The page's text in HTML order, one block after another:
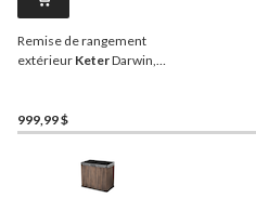
Remise de rangement
extérieur KeterDarwin,
999,99 $